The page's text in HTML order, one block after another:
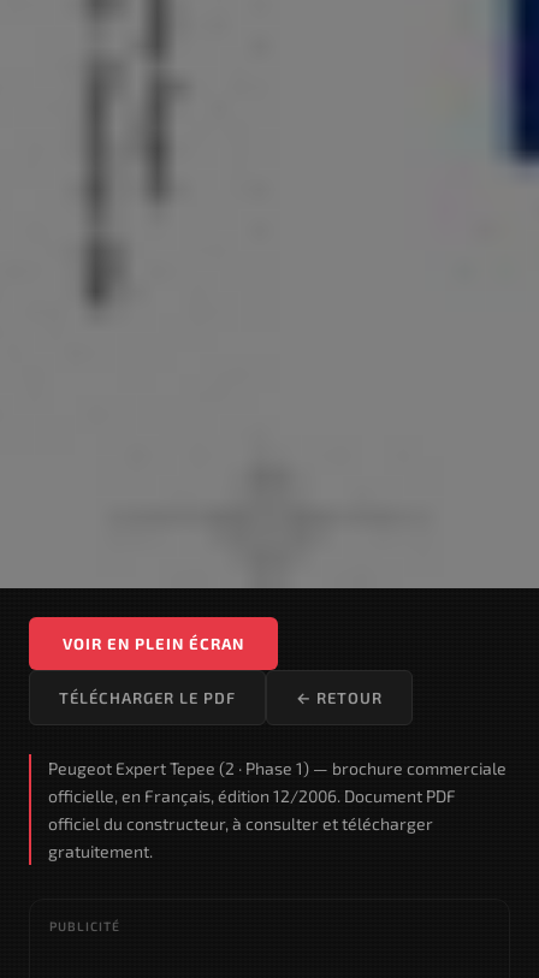
VOIR EN PLEIN ÉCRAN
TÉLÉCHARGER LE PDF ← RETOUR
Peugeot Expert Tepee (2 · Phase 1) — brochure commerciale
officielle, en Français, édition 12/2006. Document PDF
officiel du constructeur, à consulter et télécharger
gratuitement.
PUBLICITÉ